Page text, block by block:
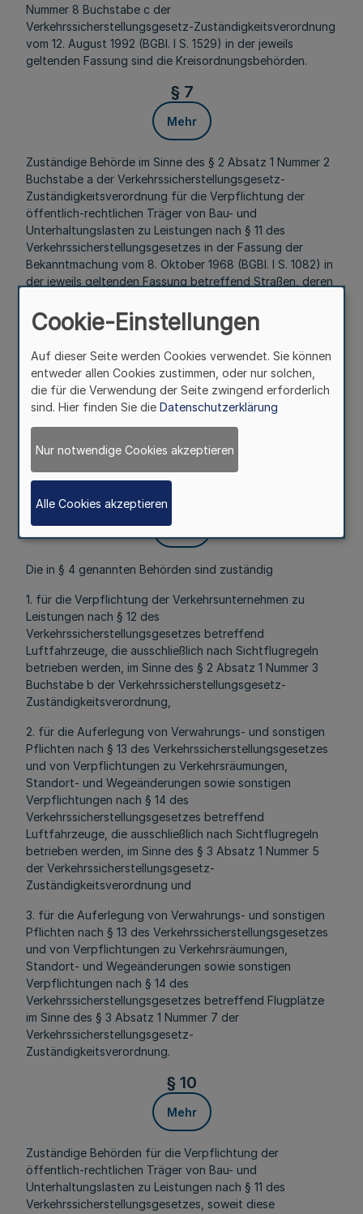
Nummer 8 Buchstabe c der
Verkehrssicherstellungsgesetz-Zuständigkeitsverordnung
vom 12. August 1992 (BGBl. I S. 1529) in der jeweils
geltenden Fassung sind die Kreisordnungsbehörden.
§ 7
Mehr
Zuständige Behörde im Sinne des § 2 Absatz 1 Nummer 2
Buchstabe a der Verkehrssicherstellungsgesetz-
Zuständigkeitsverordnung für die Verpflichtung der
öffentlich-rechtlichen Träger von Bau- und
Unterhaltungslasten zu Leistungen nach § 11 des
Verkehrssicherstellungsgesetzes in der Fassung der
Bekanntmachung vom 8. Oktober 1968 (BGBl. I S. 1082) in
der jeweils geltenden Fassung betreffend Straßen, deren
Straßenbau Nordrhein-Westfalen.
§ 8
Mehr
Verwaltungsbehörden im Sinne der
Verkehrssicherstellungsgesetz-Zuständigkeitsverordnung
sind die Bezirksregierungen.
Mehr
Die in § 4 genannten Behörden sind zuständig
1. für die Verpflichtung der Verkehrsunternehmen zu
Leistungen nach § 12 des
Verkehrssicherstellungsgesetzes betreffend
Luftfahrzeuge, die ausschließlich nach Sichtflugregeln
betrieben werden, im Sinne des § 2 Absatz 1 Nummer 3
Buchstabe b der Verkehrssicherstellungsgesetz-
Zuständigkeitsverordnung,
2. für die Auferlegung von Verwahrungs- und sonstigen
Pflichten nach § 13 des Verkehrssicherstellungsgesetzes
und von Verpflichtungen zu Verkehrsräumungen,
Standort- und Wegeänderungen sowie sonstigen
Verpflichtungen nach § 14 des
Verkehrssicherstellungsgesetzes betreffend
Luftfahrzeuge, die ausschließlich nach Sichtflugregeln
betrieben werden, im Sinne des § 3 Absatz 1 Nummer 5
der Verkehrssicherstellungsgesetz-
Zuständigkeitsverordnung und
3. für die Auferlegung von Verwahrungs- und sonstigen
Pflichten nach § 13 des Verkehrssicherstellungsgesetzes
und von Verpflichtungen zu Verkehrsräumungen,
Standort- und Wegeänderungen sowie sonstigen
Verpflichtungen nach § 14 des
Verkehrssicherstellungsgesetzes betreffend Flugplätze
im Sinne des § 3 Absatz 1 Nummer 7 der
Verkehrssicherstellungsgesetz-
Zuständigkeitsverordnung.
§ 10
Mehr
Zuständige Behörden für die Verpflichtung der
öffentlich-rechtlichen Träger von Bau- und
Unterhaltungslasten zu Leistungen nach § 11 des
Verkehrssicherstellungsgesetzes, soweit diese
Cookie-Einstellungen
Auf dieser Seite werden Cookies verwendet. Sie können
entweder allen Cookies zustimmen, oder nur solchen,
die für die Verwendung der Seite zwingend erforderlich
sind. Hier finden Sie die Datenschutzerklärung
Nur notwendige Cookies akzeptieren
Alle Cookies akzeptieren